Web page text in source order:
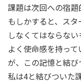
課題は次回への宿題
もしかすると、ス
しなくてはならない
よく使命感を持っ
が、この記憶と結び
私は4と結びついた